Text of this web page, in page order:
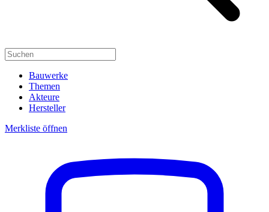
Bauwerke
Themen
Akteure
Hersteller
Merkliste öffnen